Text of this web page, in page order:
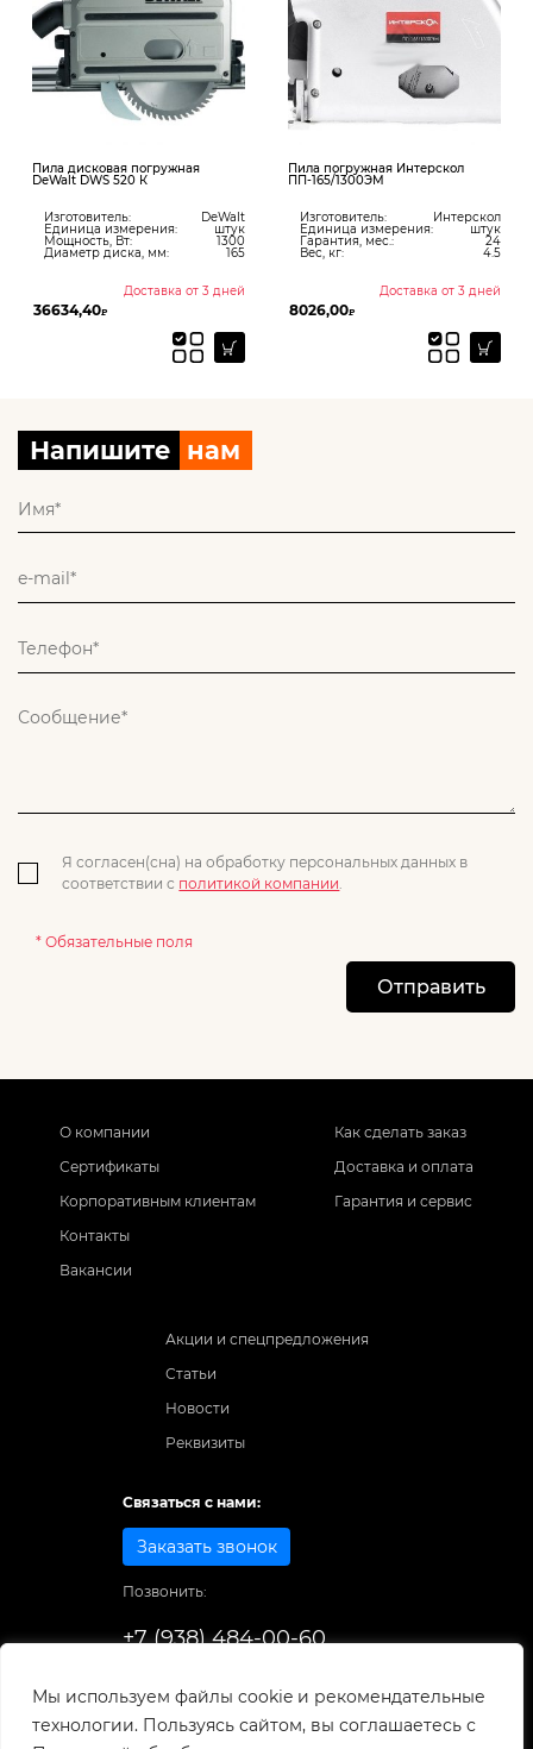
Мы используем файлы cookie и рекомендательные
технологии. Пользуясь сайтом, вы соглашаетесь с
Пила дисковая погружная
DeWalt DWS 520 К
Изготовитель: DeWalt
Единица измерения: штук
Мощность, Вт: 1300
Диаметр диска, мм: 165
Доставка от 3 дней
36634,40₽
Пила погружная Интерскол
ПП-165/1300ЭМ
Изготовитель: Интерскол
Единица измерения: штук
Гарантия, мес.: 24
Вес, кг: 4.5
Доставка от 3 дней
8026,00₽
Напишите нам
Я согласен(сна) на обработку персональных данных в
соответствии с политикой компании.
* Обязательные поля
Отправить
О компании
Сертификаты
Корпоративным клиентам
Контакты
Вакансии
Как сделать заказ
Доставка и оплата
Гарантия и сервис
Акции и спецпредложения
Статьи
Новости
Реквизиты
Связаться с нами:
Заказать звонок
Позвонить:
+7 (938) 484-00-60
© 1998-2025